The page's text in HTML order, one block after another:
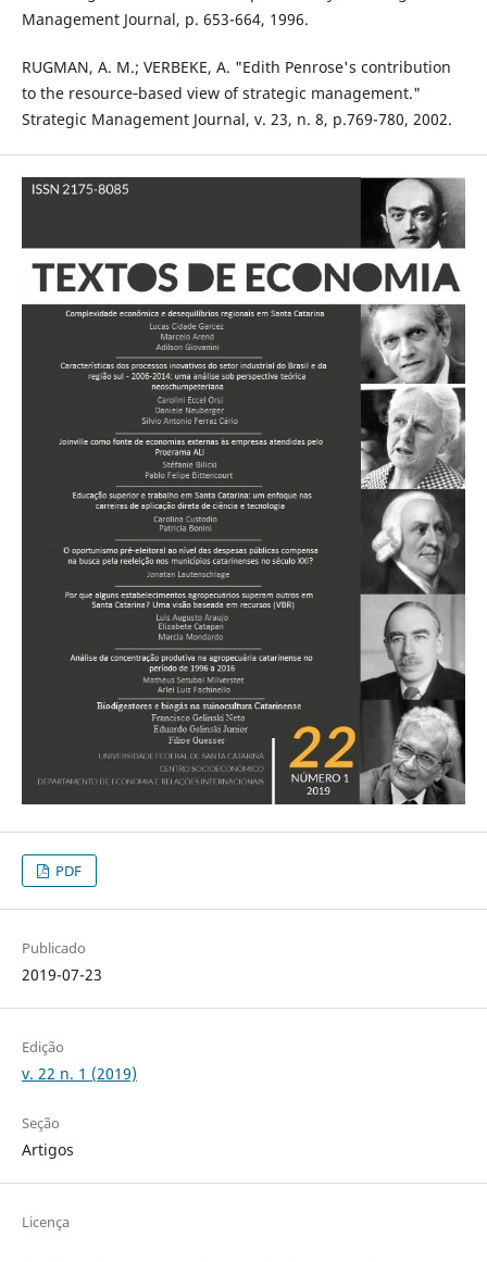
Management Journal, p. 653-664, 1996.
RUGMAN, A. M.; VERBEKE, A. "Edith Penrose's contribution
to the resource‐based view of strategic management."
Strategic Management Journal, v. 23, n. 8, p.769-780, 2002.
PDF
Publicado
2019-07-23
Edição
v. 22 n. 1 (2019)
Seção
Artigos
Licença